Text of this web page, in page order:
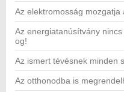
Az elektromosság mozgatja
Az energiatanúsítvány
og!
Az ismert tévésnek minden
Az otthonodba is